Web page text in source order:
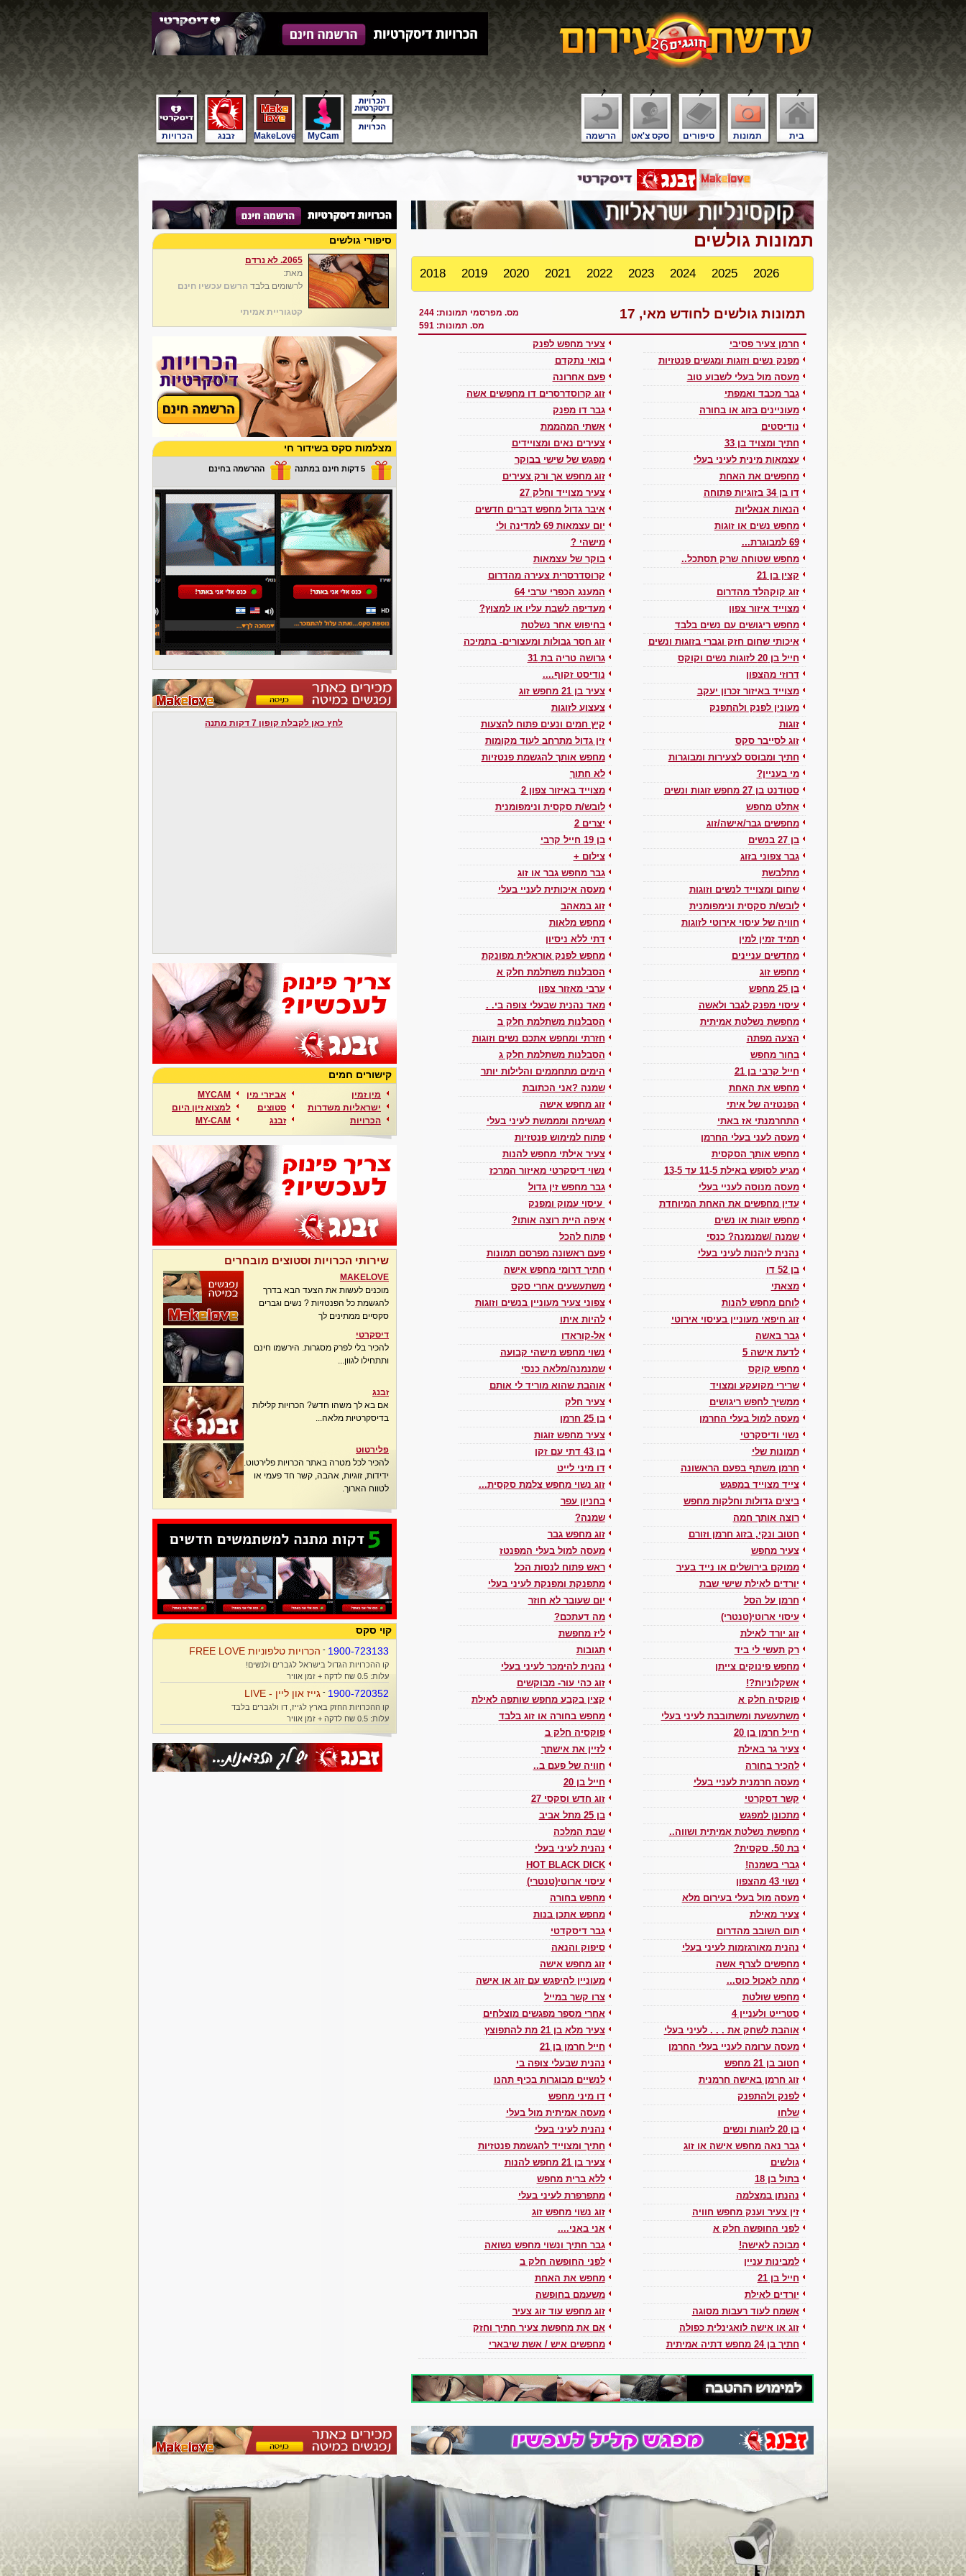
בית תמונות סיפורים סקס צ'אט הרשמה הכרויות זבנג MakeLove MyCam
תמונות גולשים
2018 2019 2020 2021 2022 2023 2024 2025 2026
תמונות גולשים לחודש מאי, 17
מס. מפרסמי תמונות: 244
מס. תמונות: 591
חרמן צעיר פסיבי
מפנק נשים וזוגות ומגשים פנטזיות
מעסה מול בעלי לשבוע טוב
גבר מכבד ואמפתי
מעוניינים בזוג או בחורה
נודיסטים
חתיך ומצויד בן 33
עצמאות מינית לעיני בעלי
מחפשים את האחת
דו בן 34 בזוגיות פתוחה
הנאות אנאליות
מחפש נשים או זוגות
69 למבוגרת...
מחפש שטוחה שרק תסתכל..
קצין בן 21
זוג קוקהלד מהדרום
מצוייד איזור צפון
מחפש ריגושים עם נשים בלבד
איכותי שחום חזק וגברי בזוגות ונשים
חייל בן 20 לזוגות נשים וקוקס
דרוזי מהצפון
מצוייד באיזור זכרון יעקב
מעונין לפנק ולהתפנק
זוגות
זוג לסייבר סקס
חתיך ומבוסס לצעירות ומבוגרות
מי בעניין?
סטודנט בן 27 מחפש זוגות ונשים
אתלט מחפש
מחפשים גבר/אישה/זוג
בן 27 בנשים
גבר צפוני בזוג
מתלבשת
שחום ומצוייד לנשים וזוגות
לובש/ת סקסית ונימפומנית
חוויה של עיסוי אירוטי לזוגות
תמיד זמין למין
מחדשים עניינים
מחפש זוג
בן 25 מחפש
עיסוי מפנק לגבר ולאשה
מחפשת נשלטת אמיתית
הצעה מפתה
בחור מחפש
חייל קרבי בן 21
מחפש את האחת
הפנטזיה של איתי
התחרמנתי אז באתי
מעסה לעני בעלי החרמן
מחפש אותך הסקסית
מגיע לסופש באילת 11-5 עד 13-5
מעסה מנוסה לעניי בעלי
עדין מחפשים את האחת המיוחדת
מחפש זוגות או נשים
שמנה /שמנמנה? כנסי
נהנית ליהנות לעיני בעלי
בן 52 דו
מצאתי
לוחם מחפש להנות
זוג חיפאי מעוניין בעיסוי אירוטי
גבר באשה
לדעת אישה 5
מחפש קוקס
שרירי מקועקע ומצויד
ממשיך לחפש ריגושים
מעסה למול בעלי החרמן
נשוי ודיסקרטי
תמונות שלי
חרמן משתף בפעם הראשונה
צייד מצוייד במפגש
ביצים גדולות וחלקות מחפש
רוצה אותך חמה
חטוב ונקי, בזוג חרמן וזורם
צעיר מחפש
ממוקם בירושלים או נייד בעיר
יורדים לאילת שישי שבת
חרמן על הסל
עיסוי ארוטי(טנטרי)
זוג יורד לאילת
רק תעשי לי ביד
מחפש פינוקים צייתן
אשקלוניות?!
פוקסיה חלק א
משתעשעת ומשתובבת לעיני בעלי
חייל חרמן בן 20
צעיר גר באילת
להכיר בחורה
מעסה חרמנית לעניי בעלי
קשר דסקרטי
מתכונן למפגש
מחפשת נשלטת אמיתית ושווה..
בת 50. סקסית?
גברי בשמנה!
נשוי 43 מהצפון
מעסה מול בעלי בעירום מלא
צעיר מאילת
תום השובב מהדרום
נהנית מאורגזמות לעיני בעלי
מחפשים לצרף אשה
מתה לאכול כוס...
מחפש שולטת
סטרייט ולעניין 4
אוהבת לשחק את . . . לעיני בעלי
מעסה ערומה לעניי בעלי החרמן
חטוב בן 21 מחפש
זוג חרמן באישה חרמנית
לפנק ולהתפנק
שלחו
בן 20 לזוגות ונשים
גבר נאה מחפש אישה או זוג
גולשים
בתול בן 18
נהנתן במצלמה
זין צעיר וענק מחפש חוויה
לפני החופשה חלק א
מבוכה לאישה!
למבינות עניין
חייל בן 21
יורדים לאילת
אשמח לעוד רעבות מסוגה
זוג או אישה לואגינלית כפולה
חתיך בן 24 מחפש דתיה אמיתית
צעיר מחפש לפנק
בואי נתקדם
פעם אחרונה
זוג קרוסדרסרים דו מחפשים אשה
גבר דו מפנק
אשתי המהממת
צעירים נאים ומצויידים
מפגש של שישי בבוקר
זוג מחפש אך ורק צעירים
צעיר מצוייד וחלק 27
איבר גדול מחפש דברים חדשים
יום עצמאות 69 למדינה ולי
מישהי ?
בוקר של עצמאות
קרוסדרסרית צעירה מהדרום
המענג הכפרי ערבי 64
מעדיפה לשבת עליו או למצוץ?
בחיפוש אחר נשלטת
זוג חסר גבולות ומעצורים- בתמיכה
גרושה טריה בת 31
נודיסט זקוף....
צעיר בן 21 מחפש זוג
צעצוע לזוגות
קיץ חמים ונעים פתוח להצעות
זין גדול מתרחב לעוד מקומות
מחפש אותך להגשמת פנטזיות
לא חתוך
מצוייד באיזור צפון 2
לובש/ת סקסית ונימפומנית
יצרים 2
בן 19 חייל קרבי
צילום +
גבר מחפש גבר או זוג
מעסה איכותית לעניי בעלי
זוג במאהב
מחפש מלאות
דתי ללא ניסיון
מחפש לפנק אוראלית מפונקת
הסבלנות משתלמת חלק א
ערבי מאזור צפון
מאד נהנית שבעלי צופה בי. .
הסבלנות משתלמת חלק ב
חזרתי ומחפש אתכם נשים וזוגות
הסבלנות משתלמת חלק ג
הימים מתחממים והלילות יותר
שמנה ?אני הכתובת
זוג מחפש אישה
מגשימה ומממשת לעיני בעלי
פתוח למימוש פנטזיות
צעיר אילתי מחפש להנות
נשוי דיסקרטי מאיזור המרכז
גבר מחפש זין גדול
עיסוי עמוק ומפנק
איפה היית רוצה אותו?
פתוח להכל
פעם ראשונה מפרסם תמונות
חתיך דרומי מחפש אישה
משתעשעים אחרי סקס
צפוני צעיר מעוניין בנשים וזוגות
להיות איתו
אל-קוראדו
נשוי מחפש מישהי קבועה
שמנמנה/מלאה כנסי
אוהבת שהוא מוריד לי אותם
צעיר חלק
בן 25 חרמן
צעיר מחפש זוגות
בן 43 דתי עם זקן
דו מיני לייט
זוג נשוי מחפש צלמת סקסית...
בחניון עפר
שמנה?
זוג מחפש גבר
מעסה למול בעלי המפנטז
ראש פתוח לנסות הכל
מתפנקת ומפנקת לעיני בעלי
יום שעובר לא חוזר
מה דעתכם?
ליז מחפשת
תגובות
נהנית להימכר לעיני בעלי
זוג כהי עור- מבוקשים
קצין בקבע מחפש שותפה לאילת
מחפש בחורה או זוג בלבד
פוקסיה חלק ב
לזיין את אישתך
חוויה של פעם ב..
חייל בן 20
זוג חדש וסקסי 27
בן 25 מתל אביב
שבת המלכה
נהנית לעיני בעלי
HOT BLACK DICK
עיסוי ארוטי(טנטרי)
מחפש בחורה
מחפש אתכן בנות
גבר דיסקדטי
סיפוק והנאה
זוג מחפש אישה
מעוניין להיפגש עם זוג או אישה
צרו קשר במייל
אחרי מספר מפגשים מוצלחים
צעיר מלא בן 21 מת להתפוצץ
חייל חרמן בן 21
נהנית שבעלי צופה בי
לנשיים מבוגרות בכיף תהנו
דו מיני מחפש
מעסה אמיתית מול בעלי
נהנית לעיני בעלי
חתיך ומצוייד להגשמת פנטזיות
צעיר בן 21 מחפש להנות
ללא ברית מחפש
מתפרפרת לעיני בעלי
זוג נשוי מחפש זוג
אני באני....
גבר חתיך ונשוי מחפש נשואה
לפני החופשה חלק ב
מחפש את האחת
משעמם בחופשה
זוג מחפש עוד זוג צעיר
אם את מחפשת צעיר חתיך וחזק
מחפשים איש / אשת שיבארי
סיפורי גולשים
2065. לא נרדם
מאת:
לרשומים בלבד הרשם עכשיו חינם
קטגוריית אמיתי
מצלמות סקס בשידור חי
5 דקות חינם במתנה ההרשמה בחינם
לחץ כאן לקבלת קופון 7 דקות מתנה
קישורים חמים
מין זמין
ישראליות משדרות
הכרויות
אביזרי מין
סטוצים
זבנג
MYCAM
למצוא זיון היום
MY-CAM
שירותי הכרויות וסטוצים מובחרים
MAKELOVE
מוכנים לעשות את הצעד הבא בדרך
להגשמת כל הפנטזיות ? נשים וגברים
סקסיים ממתינים לך
דיסקרטי
להכיר בלי לפרק מסגרות. הירשמו חינם
ותתחילו לגוון...
זבנג
אם בא לך משהו חדש? הכרויות קלילות
בדיסקרטיות מלאה...
פלירטוט
להכיר לכל מטרה באתר הכרויות פלירטוט.
ידידות, זוגיות, אהבה, קשר חד פעמי או
לטווח הארוך.
קוי סקס
1900-723133
- הכרויות טלפוניות FREE LOVE
קו ההכרויות הגדול בישראל לגברים ולנשים!
עלות: 0.5 שח לדקה + זמן אוויר
1900-720352
- גייז און ליין - LIVE
קו ההכרויות החזק בארץ לגייז, דו ולגברים בלבד
עלות: 0.5 שח לדקה + זמן אוויר